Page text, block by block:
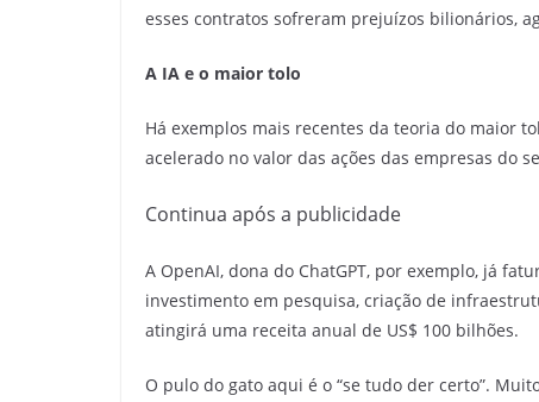
esses contratos sofreram prejuízos bilionários,
A IA e o maior tolo
Há exemplos mais recentes da teoria do maior
acelerado no valor das ações das empresas do
Continua após a publicidade
A OpenAI, dona do ChatGPT, por exemplo, já
investimento em pesquisa, criação de
atingirá uma receita anual de US$ 100 bilhões.
O pulo do gato aqui é o “se tudo der certo”.